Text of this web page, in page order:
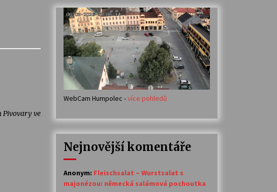
Veselí muzikanti
30. 7. 2026
Votavžatský ploty
23. 7. 2026
14. 7. 2026
30. 6. 2026
Pivovary ve
WebCam Humpolec -více pohledů
Nejnovější komentáře
Anonym: Fleischsalat – Wurstsalat s
majonézou: německá salámová pochoutka